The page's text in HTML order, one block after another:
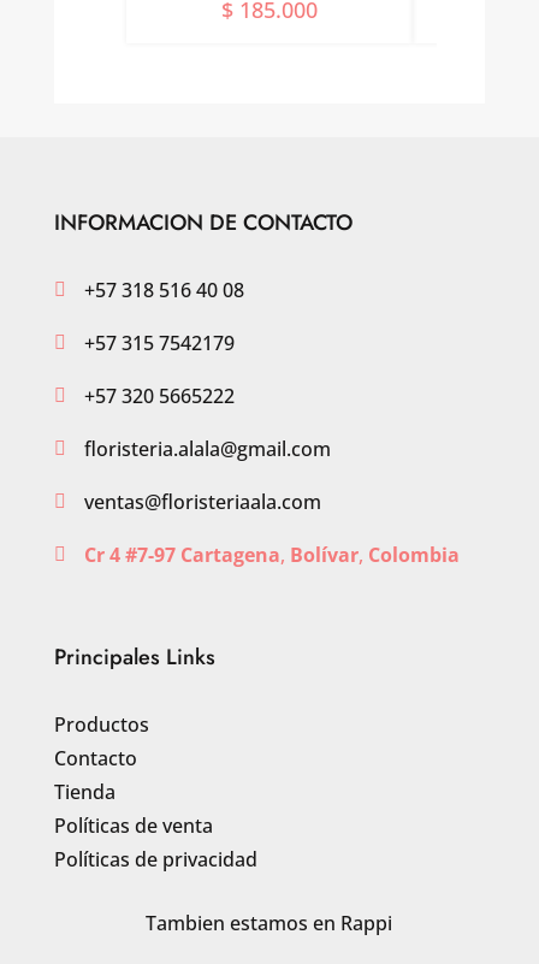
$185.000
INFORMACION DE CONTACTO
 +57 318 516 40 08
 +57 315 7542179
 +57 320 5665222
 floristeria.alala@gmail.com
 ventas@floristeriaala.com
 Cr 4 #7-97 Cartagena, Bolívar, Colombia
Principales Links
Productos
Contacto
Tienda
Políticas de venta
Políticas de privacidad
Tambien estamos en Rappi